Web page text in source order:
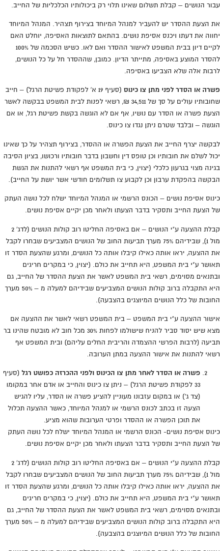
עבור הנושים – קבלת תשלום שאינו תלוי רק ביכולותיו הכלכליות של החייב.
את הצעת ההסדר יש להעביר למנהל המיוחד בצירוף תצהיר. המנהל המיוחד
יחווה את דעתו ויכנס אסיפת נושים. בהתאם לתוצאות האסיפה, יוחלט האם
לקיים דיון בבית המשפט לאישור ההסדר ואם לאו. כשיש הסכמה של 100%
להסדר המוצע באסיפה, מתייתר הדיון. כמובן, שההסדר חל על כל הנושים,
לרבות אלה שלא הצביעו באסיפה.
פשרה או הסדר לפני מתן צו כינוס
(סעיף 19 א' לפקודת פשיטת הרגל) – חייב
שחובותיו עולים על סך של 34,511 ₪, רשאי לפנות לבית המשפט בבקשה לאשר
הצעת פשרה או הסדר עם נושיו, אף אם לא הוגשה בקשת פשיטת רגל, או אם
הוגשה – ובלבד שטרם ניתן נגדו צו כינוס.
לבקשה יצרף החייב את הצעת הפשרה או ההסדר, בצירוף תצהיר על כך שאינו
יכול לשלם את חובותיו וכן טופס דין וחשבון בדבר חובותיו ורכושו, בציון הסיבה
בגינה מצוי בגרעון כלכלי (יצוין, כי בית המשפט אף רשאי להתנות את הגשת
הבקשה בהפקדת ערבון וכן לקבוע צו תשלומים חודשי אשר יושת על החייב).
כינוס אסיפת נושים – הכונס הרשמי או המנהל המיוחד ישלח לכל נושה העתק
של הצעת החייב ותסקיר בדבר הצעתו ולאחר מכן יקיים אסיפת נושים.
קבלת ההצעה ע"י הנושים – אם באסיפה החליטו רוב קולות הנושים (לדג' 2
מול 1), שבידיהם 75% מערך תביעות החוב של הנושים המצביעים שבחרו לקבל
את ההצעה, יראו אותה כאילו קיבלו אותה כל הנושים, ומרגע שהצעת הסדר זו
תאושר ע"י בית המשפט, היא תחייב את כולם. (יצוין, כי במקרים חריגים
ובתנאים מסוימים, רשאי בית המשפט לאשר את הצעת ההסדר של החייב, גם
היא התקבלה ברוב קולות הנושים המצביעים שבידיהם למעלה מ – 50% מערך
החובות של כלל הנושים המיוצגים בהצבעה).
אישור ההצעה ע"י בית המשפט – בית המשפט רשאי לאשר את ההצעה אם
מצא שיש יסוד סביר להניח שישולמו לפחות 30% מכל חוב לא מובטח שהינו בר
תביעה (לרבות הפרשי ההצמדה והריבית החלים עליהם) ובית המשפט אף
רשאי להתנות את אישור ההצעה במתן הערובה.
פשרה או הסדר לאחר מתן צו הכינוס ולפני ההכרזה כפושט רגל (סעיף
33 לפקודת פשיטת הרגל) – ניתן צו כינוס והחייב או אדם אחר במקומו
(צד ג') או במקום עזבונו מעוניין להציע פשרה או הסדר, עליו להגיש
הצעה זו בכתב לכונס הרשמי או למנהל המיוחד, כאשר ההצעה תכלול
את תוכן הפשרה או ההסדר ופרטי הערובות שהוא מציע.
כינוס אסיפת נושים- הכונס הרשמי או המנהל המיוחד ישלח לכל נושה העתק
של הצעת החייב ותסקיר בדבר הצעתו ולאחר מכן יקיים אסיפת נושים.
קבלת ההצעה ע"י הנושים – אם באסיפה החליטו רוב קולות הנושים (לדג' 2
מול 1), שבידיהם 75% מערך תביעות החוב של הנושים המצביעים שבחרו לקבל
את ההצעה, יראו אותה כאילו קיבלו אותה כל הנושים, ומרגע שהצעת הסדר זו
תאושר ע"י בית המשפט, היא תחייב את כולם. (יצוין, כי במקרים חריגים
ובתנאים מסוימים, רשאי בית המשפט לאשר את הצעת ההסדר של החייב, גם
היא התקבלה ברוב קולות הנושים המצביעים שבידיהם למעלה מ – 50% מערך
החובות של כלל הנושים המיוצגים בהצבעה).